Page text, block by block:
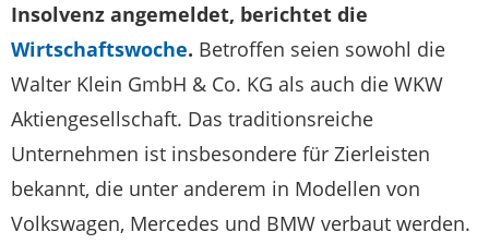
Insolvenz angemeldet, berichtet die
Wirtschaftswoche. Betroffen seien sowohl die
Walter Klein GmbH & Co. KG als auch die WKW
Aktiengesellschaft. Das traditionsreiche
Unternehmen ist insbesondere für Zierleisten
bekannt, die unter anderem in Modellen von
Volkswagen, Mercedes und BMW verbaut werden.